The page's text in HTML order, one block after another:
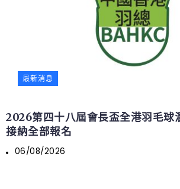
最新消息
2026第四十八屆會長盃全港羽毛球
接納全部報名
06/08/2026